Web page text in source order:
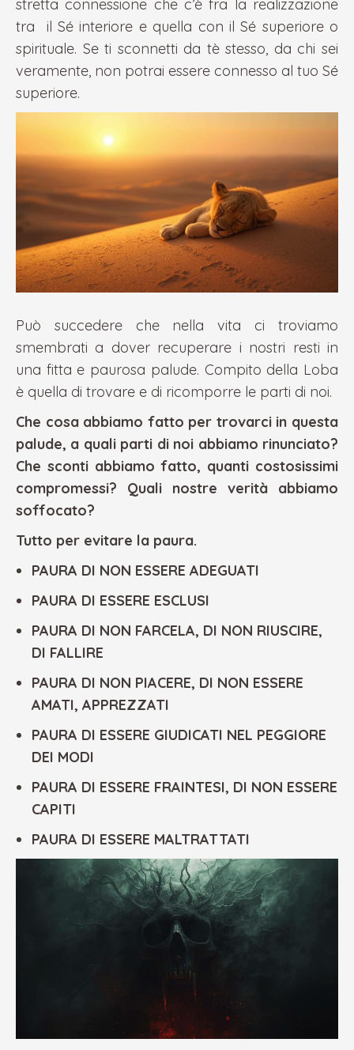
stretta connessione che c’è fra la realizzazione
tra il Sé interiore e quella con il Sé superiore o
spirituale. Se ti sconnetti da tè stesso, da chi sei
veramente, non potrai essere connesso al tuo Sé
superiore.
Può succedere che nella vita ci troviamo
smembrati a dover recuperare i nostri resti in
una fitta e paurosa palude. Compito della Loba
è quella di trovare e di ricomporre le parti di noi.
Che cosa abbiamo fatto per trovarci in questa
palude, a quali parti di noi abbiamo rinunciato?
Che sconti abbiamo fatto, quanti costosissimi
compromessi? Quali nostre verità abbiamo
soffocato?
Tutto per evitare la paura.
PAURA DI NON ESSERE ADEGUATI
PAURA DI ESSERE ESCLUSI
PAURA DI NON FARCELA, DI NON RIUSCIRE,
DI FALLIRE
PAURA DI NON PIACERE, DI NON ESSERE
AMATI, APPREZZATI
PAURA DI ESSERE GIUDICATI NEL PEGGIORE
DEI MODI
PAURA DI ESSERE FRAINTESI, DI NON ESSERE
CAPITI
PAURA DI ESSERE MALTRATTATI